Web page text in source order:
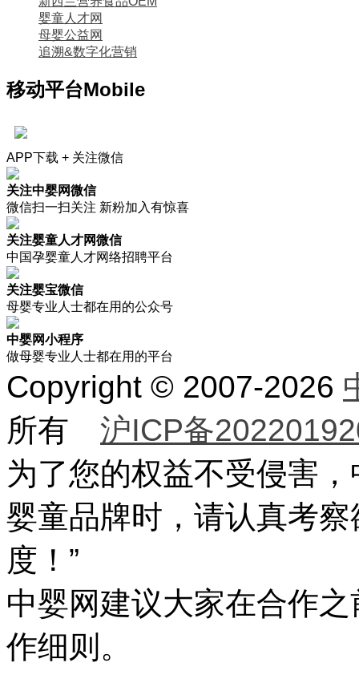
婴童人才网
母婴公益网
追溯&数字化营销
移动平台Mobile
APP下载 + 关注微信
关注中婴网微信
微信扫一扫关注 新粉加入有惊喜
关注婴童人才网微信
中国孕婴童人才网络招聘平台
关注婴宝微信
母婴专业人士都在用的公众号
中婴网小程序
做母婴专业人士都在用的平台
Copyright © 2007-2026
所有 沪ICP备
为了您的权益不受侵害
婴童品牌时，请认真考
度！”
中婴网建议大家在合作
作细则。